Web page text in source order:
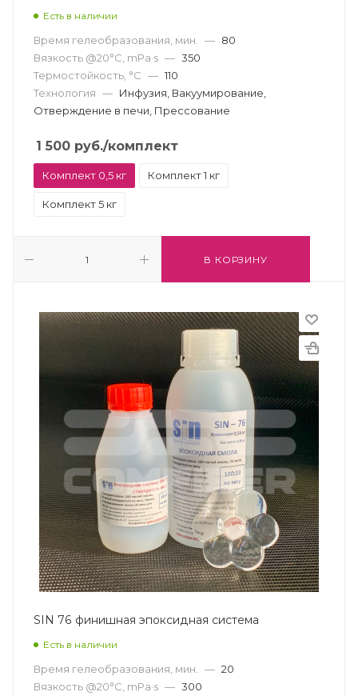
Есть в наличии
Время гелеобразования, мин. — 80
Вязкость @20°С, mPa·s — 350
Термостойкость, °С — 110
Технология — Инфузия, Вакуумирование,
Отверждение в печи, Прессование
1 500 руб./комплект
Комплект 0,5 кг Комплект 1 кг
Комплект 5 кг
В КОРЗИНУ
SIN 76 финишная эпоксидная система
Есть в наличии
Время гелеобразования, мин. — 20
Вязкость @20°С, mPa·s — 300